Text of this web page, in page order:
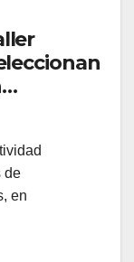
de
en